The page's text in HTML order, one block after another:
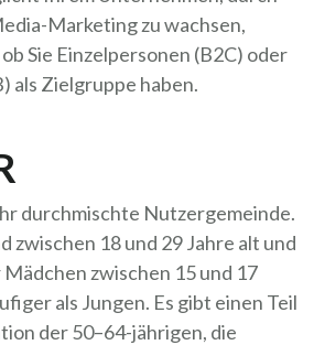
Marketing zu wachsen,
Sie Einzelpersonen (B2C) oder
als Zielgruppe haben.
durchmischte Nutzergemeinde.
zwischen 18 und 29 Jahre alt und
zwischen 15 und 17
als Jungen. Es gibt einen Teil
der 50–64-jährigen, die